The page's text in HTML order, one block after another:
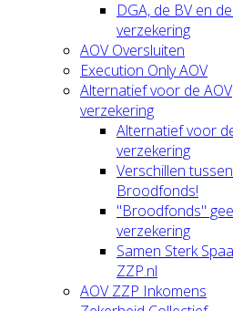
DGA, de BV en
verzekering
AOV Oversluiten
Execution Only AOV
Alternatief voor de AOV
verzekering
Alternatief voor
verzekering
Verschillen
Broodfonds!
"Broodfonds"
verzekering
Samen Sterk
ZZP.nl
AOV ZZP Inkomens